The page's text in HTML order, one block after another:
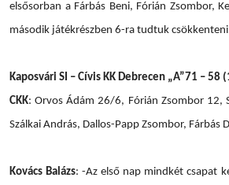
elsősorban a Fárbás Beni, Fórián Zsombor,
második játékrészben 6-ra tudtuk
Kaposvári SI – Cívis KK Debrecen „A”71 –
CKK: Orvos Ádám 26/6, Fórián Zsombor 12,
Szálkai András, Dallos-Papp Zsombor, Fárbás
Kovács Balázs: -Az első nap mindkét csapat